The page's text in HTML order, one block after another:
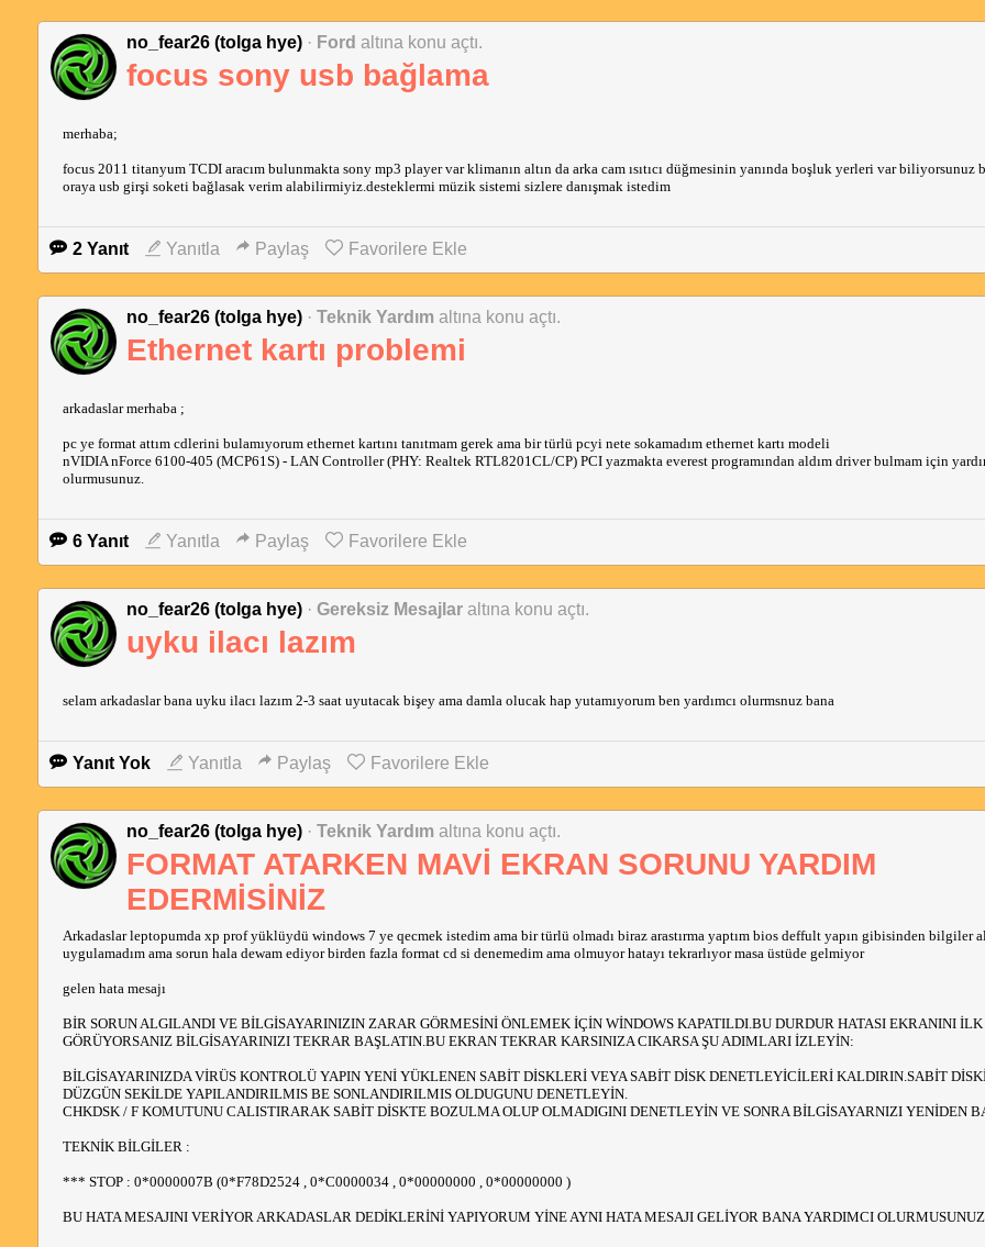
no_fear26 (tolga hye) · Ford altına konu açtı.
focus sony usb bağlama
merhaba;
focus 2011 titanyum TCDI aracım bulunmakta sony mp3 player var klimanın altın da arka cam ısıtıcı düğmesinin yanında boşluk yerleri var biliyorsunuz
oraya usb girşi soketi bağlasak verim alabilirmiyiz.desteklermi müzik sistemi sizlere danışmak istedim
2 Yanıt Yanıtla Paylaş Favorilere Ekle
no_fear26 (tolga hye) · Teknik Yardım altına konu açtı.
Ethernet kartı problemi
arkadaslar merhaba ;
pc ye format attım cdlerini bulamıyorum ethernet kartını tanıtmam gerek ama bir türlü pcyi nete sokamadım ethernet kartı modeli
nVIDIA nForce 6100-405 (MCP61S) - LAN Controller (PHY: Realtek RTL8201CL/CP) PCI yazmakta everest programından aldım driver bulmam için
olurmusunuz.
6 Yanıt Yanıtla Paylaş Favorilere Ekle
no_fear26 (tolga hye) · Gereksiz Mesajlar altına konu açtı.
uyku ilacı lazım
selam arkadaslar bana uyku ilacı lazım 2-3 saat uyutacak bişey ama damla olucak hap yutamıyorum ben yardımcı olurmsnuz bana
Yanıt Yok Yanıtla Paylaş Favorilere Ekle
no_fear26 (tolga hye) · Teknik Yardım altına konu açtı.
FORMAT ATARKEN MAVİ EKRAN SORUNU YARDIM
EDERMİSİNİZ
Arkadaslar leptopumda xp prof yüklüydü windows 7 ye qecmek istedim ama bir türlü olmadı biraz arastırma yaptım bios deffult yapın gibisinden bilgiler
uygulamadım ama sorun hala dewam ediyor birden fazla format cd si denemedim ama olmuyor hatayı tekrarlıyor masa üstüde gelmiyor
gelen hata mesajı
BİR SORUN ALGILANDI VE BİLGİSAYARINIZIN ZARAR GÖRMESİNİ ÖNLEMEK İÇİN WİNDOWS KAPATILDI.BU DURDUR HATASI EKRANINI
GÖRÜYORSANIZ BİLGİSAYARINIZI TEKRAR BAŞLATIN.BU EKRAN TEKRAR KARSINIZA CIKARSA ŞU ADIMLARI İZLEYİN:
BİLGİSAYARINIZDA VİRÜS KONTROLÜ YAPIN YENİ YÜKLENEN SABİT DİSKLERİ VEYA SABİT DİSK DENETLEYİCİLERİ KALDIRIN.SABİT
DÜZGÜN SEKİLDE YAPILANDIRILMIS BE SONLANDIRILMIS OLDUGUNU DENETLEYİN.
CHKDSK / F KOMUTUNU CALISTIRARAK SABİT DİSKTE BOZULMA OLUP OLMADIGINI DENETLEYİN VE SONRA BİLGİSAYARNIZI YENİDEN
TEKNİK BİLGİLER :
*** STOP : 0*0000007B (0*F78D2524 , 0*C0000034 , 0*00000000 , 0*00000000 )
BU HATA MESAJINI VERİYOR ARKADASLAR DEDİKLERİNİ YAPIYORUM YİNE AYNI HATA MESAJI GELİYOR BANA YARDIMCI